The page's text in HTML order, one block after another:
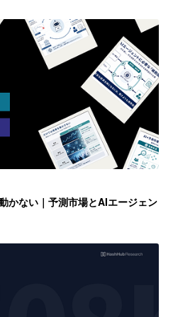
かない｜予測市場とAIエージェン